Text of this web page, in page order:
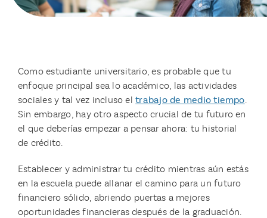
Como estudiante universitario, es probable que tu
enfoque principal sea lo académico, las actividades
sociales y tal vez incluso eltrabajo de medio tiempo.
Sin embargo, hay otro aspecto crucial de tu futuro en
el que deberías empezar a pensar ahora: tu historial
de crédito.
Establecer y administrar tu crédito mientras aún estás
en la escuela puede allanar el camino para un futuro
financiero sólido, abriendo puertas a mejores
oportunidades financieras después de la graduación.